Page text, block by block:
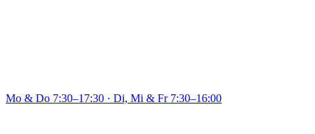
Mo & Do 7:30–17:30 · Di, Mi & Fr 7:30–16:00